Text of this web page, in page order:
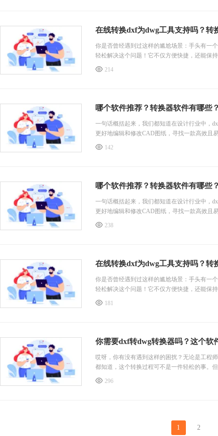
在线转换dxf为dwg工具支持吗？转
你是否曾经遇到过这样的尴尬场景：手头有一
轻松解决这个问题！它不仅方便快捷，还能保
214
哪个软件推荐？转换器软件有哪些
一句话概括起来，我们都知道在设计行业中，
更好地编辑和修改CAD图纸，寻找一款高效且
142
哪个软件推荐？转换器软件有哪些
一句话概括起来，我们都知道在设计行业中，
更好地编辑和修改CAD图纸，寻找一款高效且
238
在线转换dxf为dwg工具支持吗？转
你是否曾经遇到过这样的尴尬场景：手头有一
轻松解决这个问题！它不仅方便快捷，还能保
181
你需要dxf转dwg转换器吗？这个软
哎呀，你有没有遇到这样的困扰？无论是工程
都知道，这个转换过程可不是一件轻松的事。
296
1 2